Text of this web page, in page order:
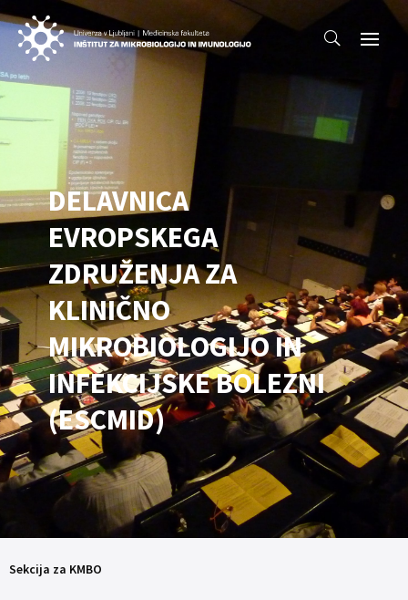
DELAVNICA
EVROPSKEGA
ZDRUŽENJA ZA
KLINIČNO
MIKROBIOLOGIJO IN
INFEKCIJSKE BOLEZNI
(ESCMID)
Sekcija za KMBO